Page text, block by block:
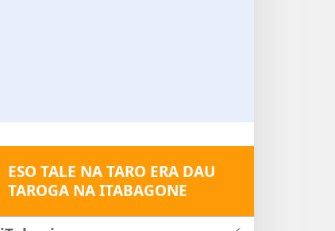
ESO TALE NA TARO ERA DAU
TAROGA NA ITABAGONE